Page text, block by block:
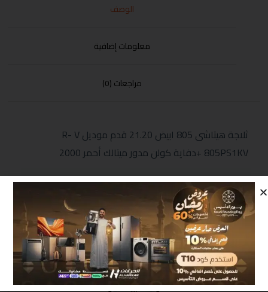
الوصف
معلومات إضافية
مراجعات (0)
ثلاجة هيتاشى 805 ابيض 21.20 قدم موديل R- V
805PS1KV +دفاية كولن مدور ميتالك أحمر 2000
منتجات مشابهة